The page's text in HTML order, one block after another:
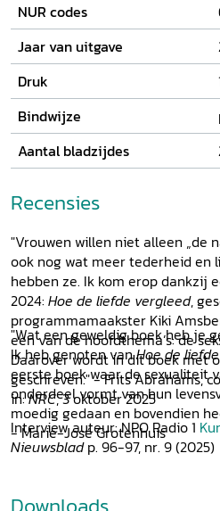
vergleed.
NUR codes
Jaar van uitgave
Druk
Bindwijze
Aantal bladzijdes
Recensies
"Vrouwen willen niet alleen „de
ook nog wat meer tederheid en
hebben ze. Ik kom erop dankzij
2024: Hoe de liefde vergleed,
programmamaakster Kiki
een van de hoofdthema’s: de
Daarover wordt in dit boek met
geschreven." - Frits Abrahams,
in:NRC, 3 oktober 2025
"Wat een geweldig boek heb je
Ik heb genoten vanHoe de
eerste boek waar de sexualiteit
onderdeel vormt van hun
moedig gedaan en bovendien
- Marie-José Grotenhuis
Interview auteur: NPO Radio 1
Nieuwsbladp. 96-97, nr. 9 (2025)